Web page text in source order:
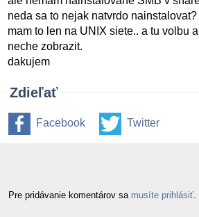
neda sa to nejak natvrdo nainstalovat?
mam to len na UNIX siete.. a tu volbu
neche zobrazit.
dakujem
Zdieľať
Facebook Twitter
Pre pridávanie komentárov sa musíte prihlásiť